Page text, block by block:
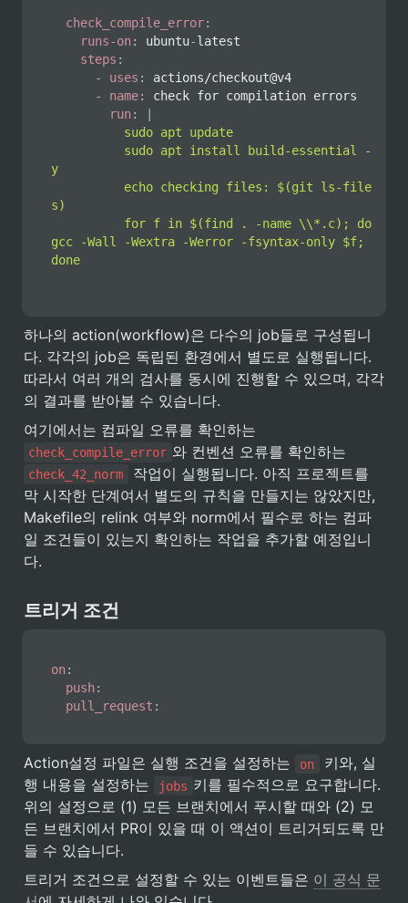
check_compile_error:
runs-on: ubuntu-latest
steps :
-
uses :
actions/checkout@v4
-
name:
check for compilation errors
run:
y
s)
gcc -Wall -Wextra -Werror -fsyntax-only $f;
done
하나의 action(workflow)은 다수의 job들로 구성됩니
다. 각각의 job은 독립된 환경에서 별도로 실행됩니다.
따라서 여러 개의 검사를 동시에 진행할 수 있으며, 각각
의 결과를 받아볼 수 있습니다.
check_compile_error
check_42_norm
작업이 실행됩니다. 아직 프로젝트를
막 시작한 단계여서 별도의 규칙을 만들지는 않았지만,
Makefile의 relink 여부와 norm에서 필수로 하는 컴파
일 조건들이 있는지 확인하는 작업을 추가할 예정입니
다.
트리거 조건
on:
push:
pull_request :
Action설정 파일은 실행 조건을 설정하는 on
키와, 실
행 내용을 설정하는
jobs 키를 필수적으로 요구합니다.
위의 설정으로 (1) 모든 브랜치에서 푸시할 때와 (2) 모
든 브랜치에서 PR이 있을 때 이 액션이 트리거되도록 만
들 수 있습니다.
트리거 조건으로 설정할 수 있는 이벤트들은 이 공식 문